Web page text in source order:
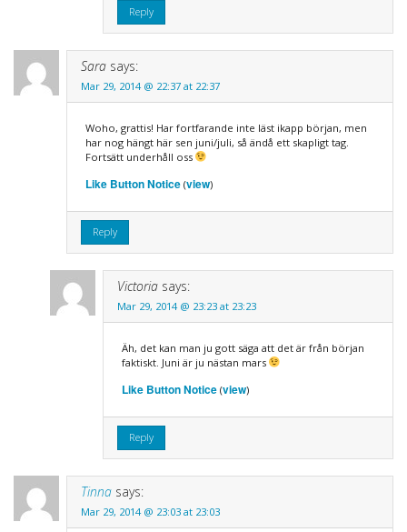
Reply
Sara says:
Mar 29, 2014 @ 22:37 at 22:37
Woho, grattis! Har fortfarande inte läst ikapp början, men
har nog hängt här sen juni/juli, så ändå ett skapligt tag.
Fortsätt underhåll oss
Like Button Notice(view)
Reply
Victoria says:
Mar 29, 2014 @ 23:23 at 23:23
Äh, det kan man ju gott säga att det är från början
faktiskt. Juni är ju nästan mars
Like Button Notice(view)
Reply
Tinna says:
Mar 29, 2014 @ 23:03 at 23:03